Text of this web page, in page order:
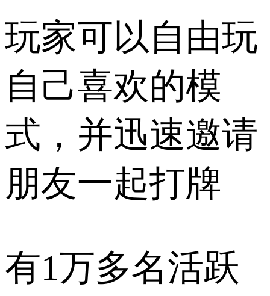
玩家可以自由玩
自己喜欢的模
式，并迅速邀请
朋友一起打牌
有1万多名活跃